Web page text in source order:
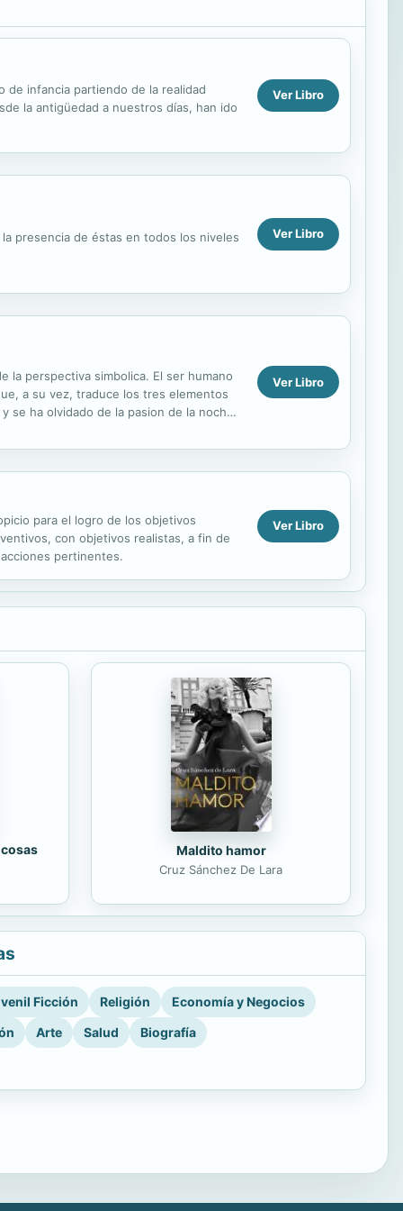
de infancia partiendo de la realidad
la antigüedad a nuestros días, han ido
Ver Libro
presencia de éstas en todos los niveles Ver Libro
la perspectiva simbolica. El ser humano
a su vez, traduce los tres elementos
se ha olvidado de la pasion de la noche,
Ver Libro
para el logro de los objetivos
con objetivos realistas, a fin de
pertinentes.
Ver Libro
Maldito hamor
Cruz Sánchez De Lara
Ficción Religión
Economía y Negocios
Arte Salud Biografía